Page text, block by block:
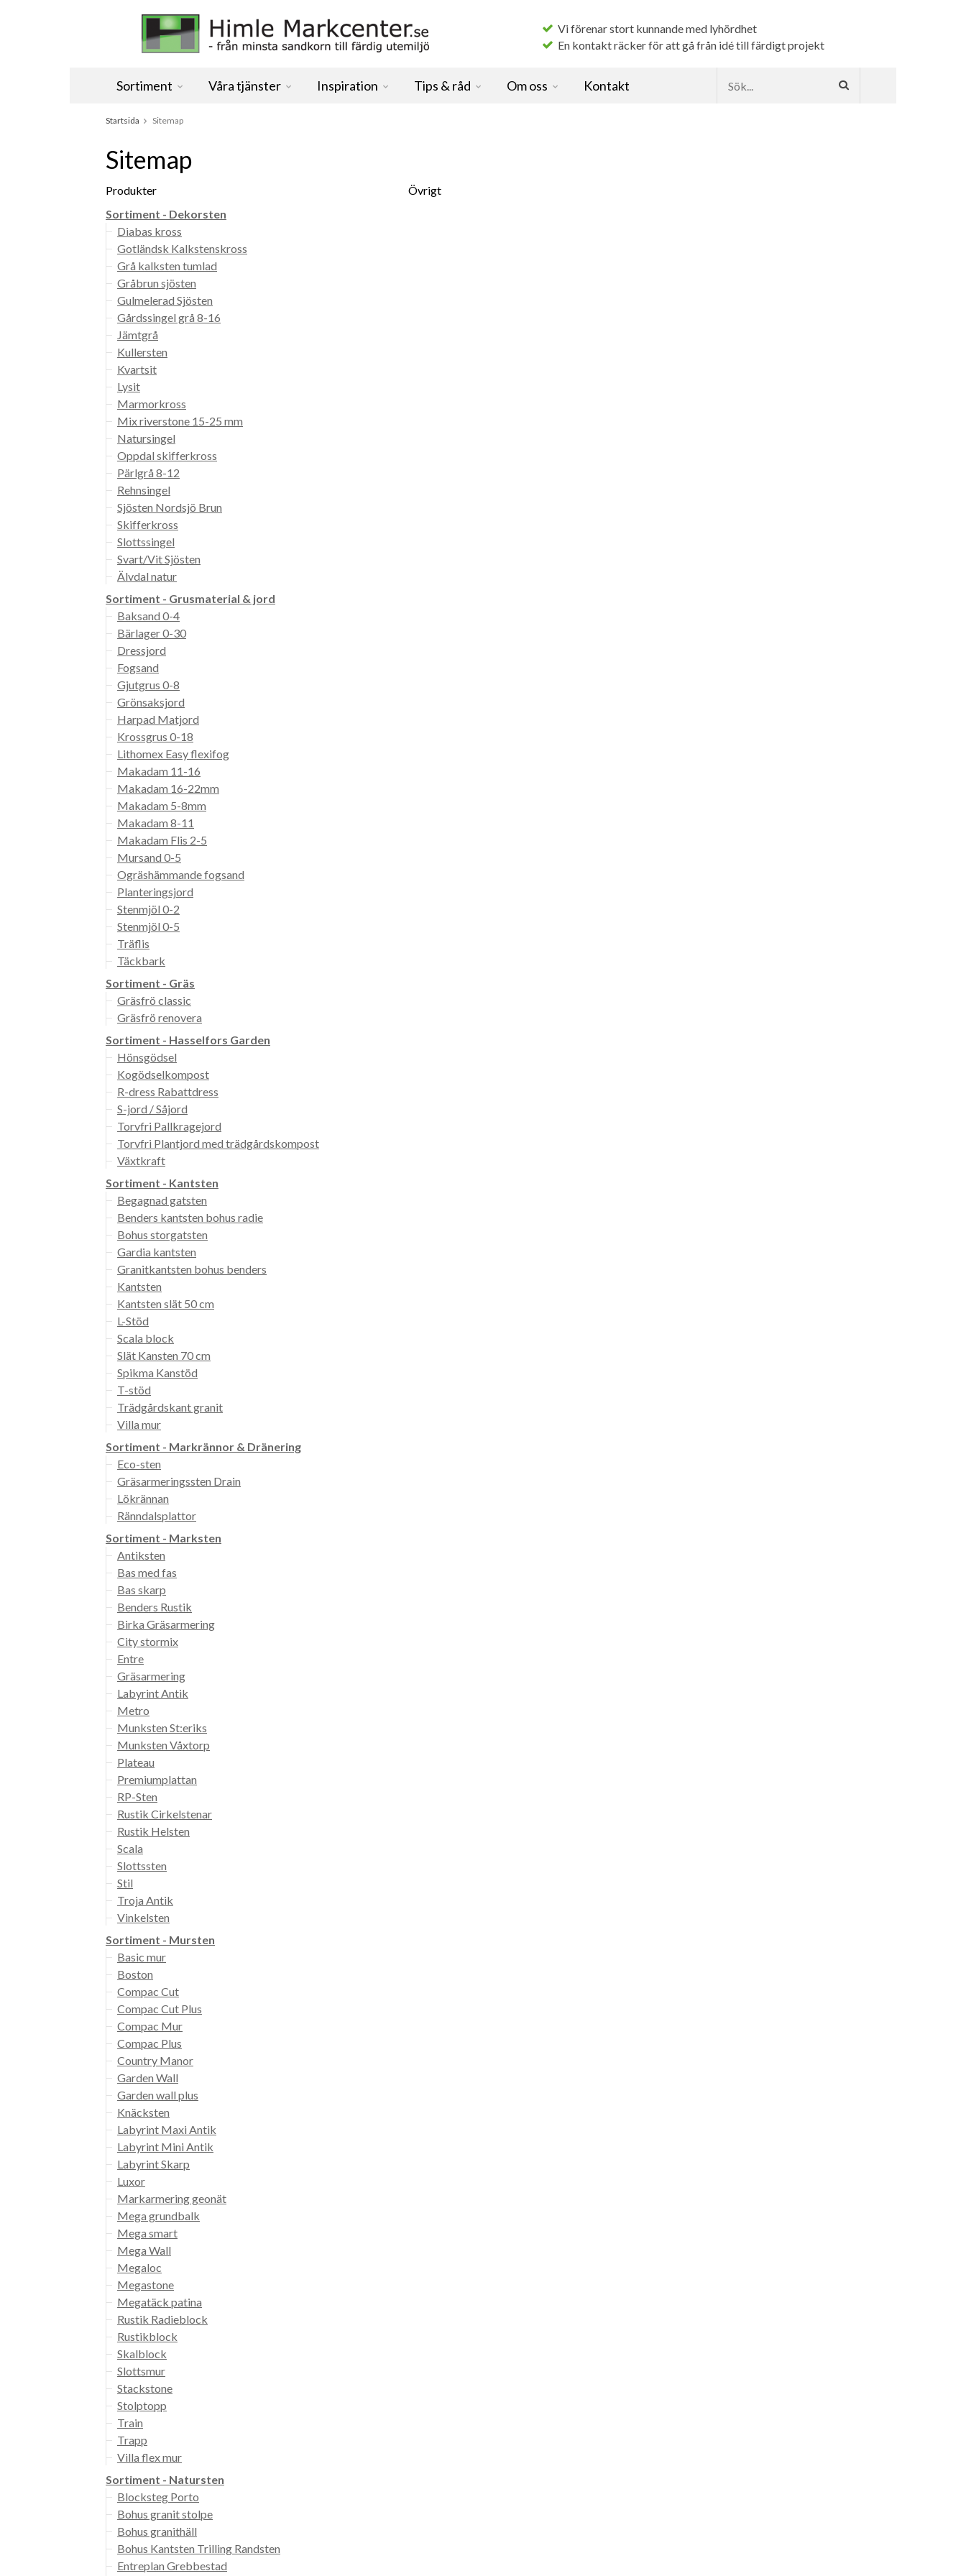
Vi förenar stort kunnande med lyhördhet
En kontakt räcker för att gå från idé till färdigt projekt
Sortiment Våra tjänster Inspiration Tips & råd Om oss Kontakt
Startsida Sitemap
Sitemap
Produkter
Sortiment - Dekorsten
Diabas kross
Gotländsk Kalkstenskross
Grå kalksten tumlad
Gråbrun sjösten
Gulmelerad Sjösten
Gårdssingel grå 8-16
Jämtgrå
Kullersten
Kvartsit
Lysit
Marmorkross
Mix riverstone 15-25 mm
Natursingel
Oppdal skifferkross
Pärlgrå 8-12
Rehnsingel
Sjösten Nordsjö Brun
Skifferkross
Slottssingel
Svart/Vit Sjösten
Älvdal natur
Sortiment - Grusmaterial & jord
Baksand 0-4
Bärlager 0-30
Dressjord
Fogsand
Gjutgrus 0-8
Grönsaksjord
Harpad Matjord
Krossgrus 0-18
Lithomex Easy flexifog
Makadam 11-16
Makadam 16-22mm
Makadam 5-8mm
Makadam 8-11
Makadam Flis 2-5
Mursand 0-5
Ogräshämmande fogsand
Planteringsjord
Stenmjöl 0-2
Stenmjöl 0-5
Träflis
Täckbark
Sortiment - Gräs
Gräsfrö classic
Gräsfrö renovera
Sortiment - Hasselfors Garden
Hönsgödsel
Kogödselkompost
R-dress Rabattdress
S-jord / Såjord
Torvfri Pallkragejord
Torvfri Plantjord med trädgårdskompost
Växtkraft
Sortiment - Kantsten
Begagnad gatsten
Benders kantsten bohus radie
Bohus storgatsten
Gardia kantsten
Granitkantsten bohus benders
Kantsten
Kantsten slät 50 cm
L-Stöd
Scala block
Slät Kansten 70 cm
Spikma Kanstöd
T-stöd
Trädgårdskant granit
Villa mur
Sortiment - Markrännor & Dränering
Eco-sten
Gräsarmeringssten Drain
Lökrännan
Ränndalsplattor
Sortiment - Marksten
Antiksten
Bas med fas
Bas skarp
Benders Rustik
Birka Gräsarmering
City stormix
Entre
Gräsarmering
Labyrint Antik
Metro
Munksten St:eriks
Munksten Våxtorp
Plateau
Premiumplattan
RP-Sten
Rustik Cirkelstenar
Rustik Helsten
Scala
Slottssten
Stil
Troja Antik
Vinkelsten
Sortiment - Mursten
Basic mur
Boston
Compac Cut
Compac Cut Plus
Compac Mur
Compac Plus
Country Manor
Garden Wall
Garden wall plus
Knäcksten
Labyrint Maxi Antik
Labyrint Mini Antik
Labyrint Skarp
Luxor
Markarmering geonät
Mega grundbalk
Mega smart
Mega Wall
Megaloc
Megastone
Megatäck patina
Rustik Radieblock
Rustikblock
Skalblock
Slottsmur
Stackstone
Stolptopp
Train
Trapp
Villa flex mur
Sortiment - Natursten
Blocksteg Porto
Bohus granit stolpe
Bohus granithäll
Bohus Kantsten Trilling Randsten
Entreplan Grebbestad
Övrigt